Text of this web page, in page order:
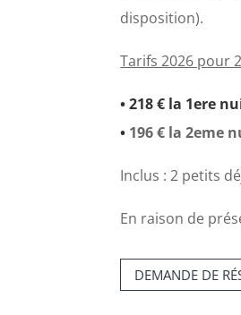
disposition).
Tarifs 2026 pour
• 218 € la 1ere
• 196 € la 2eme
Inclus : 2 petits
En raison de
DEMANDE DE